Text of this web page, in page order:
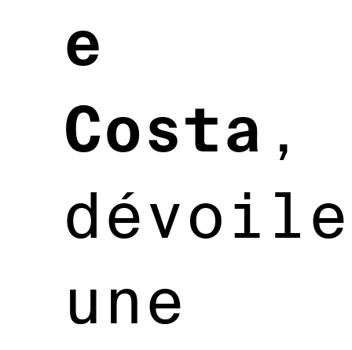
e
Costa ,
dévoile
une